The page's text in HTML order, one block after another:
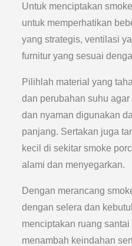
Untuk menciptakan
untuk memperhatikan
yang strategis, ventilasi
furnitur yang sesuai
Pilihlah material yang
dan perubahan suhu
dan nyaman digunakan
panjang. Sertakan juga
kecil di sekitar smoke
alami dan menyegarkan.
Dengan merancang
dengan selera dan
menciptakan ruang
menambah keindahan